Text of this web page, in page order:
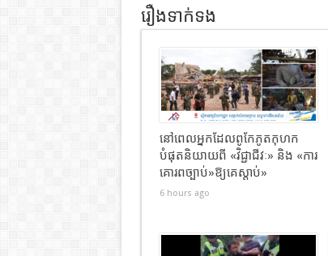
រឿងទាក់ទង
នៅពេលអ្នកដែលពូកែភូតកុហក
បំផុតនិយាយពី «វិជ្ជាជីវៈ» និង «ការ
គោរពច្បាប់»ឱ្យគេស្តាប់»
6 hours ago